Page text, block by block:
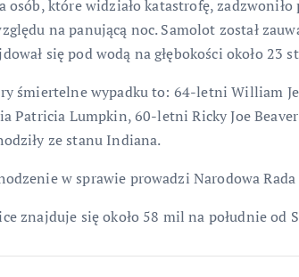
osób, które widziało katastrofę,
na panującą noc. Samolot został
się pod wodą na głębokości około 23
śmiertelne wypadku to: 64-letni William
Patricia Lumpkin, 60-letni Ricky Joe
ze stanu Indiana.
w sprawie prowadzi Narodowa
znajduje się około 58 mil na południe od